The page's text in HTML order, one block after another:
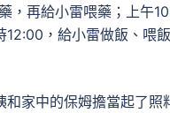
，再給小雷喂藥；上午
12:00，給小雷做飯、喂
和家中的保姆擔當起了